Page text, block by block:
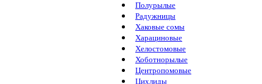
Полурылые
Радужницы
Хаковые сомы
Харациновые
Хелостомовые
Хоботнорылые
Центропомовые
Цихлиды